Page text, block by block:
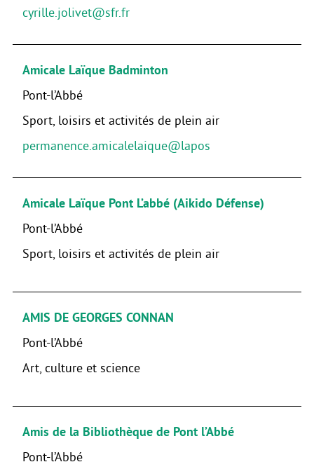
cyrille.jolivet@sfr.fr
Amicale Laïque Badminton
Pont-l’Abbé
Sport, loisirs et activités de plein air
permanence.amicalelaique@lapos
Amicale Laïque Pont L’abbé (Aikido Défense)
Pont-l’Abbé
Sport, loisirs et activités de plein air
AMIS DE GEORGES CONNAN
Pont-l’Abbé
Art, culture et science
Amis de la Bibliothèque de Pont l’Abbé
Pont-l’Abbé